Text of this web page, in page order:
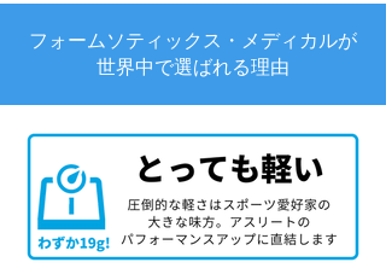
フォームソティックス・メディカルが
世界中で選ばれる理由